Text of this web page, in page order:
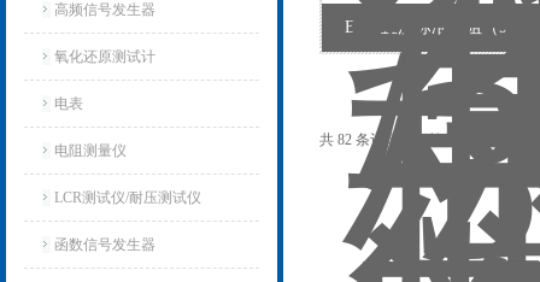
高频信号发生器
氧化还原测试计
电表
电阻测量仪
LCR测试仪/耐压测试仪
函数信号发生器
BZ-3直流标准电阻（9只
共 82 条记录，当前 1 / 6 页 首页